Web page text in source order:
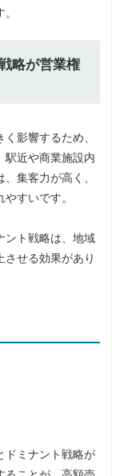
略が営業権
影響するため、
駅近や商業施設内
集客力が高く、
すいです。
ント戦略は、地域
させる効果があり
ドミナント戦略が